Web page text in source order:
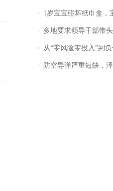
1岁宝宝碰坏纸巾盒，宝妈被酒店要求赔付924元！三
多地要求领导干部带
从“零风险零投入”到负债百万：一个养牛项目
防空导弹严重短缺，泽连斯基公开喊